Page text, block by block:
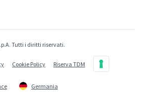
Tutti i diritti riservati.
Cookie Policy Riserva TDM
Germania